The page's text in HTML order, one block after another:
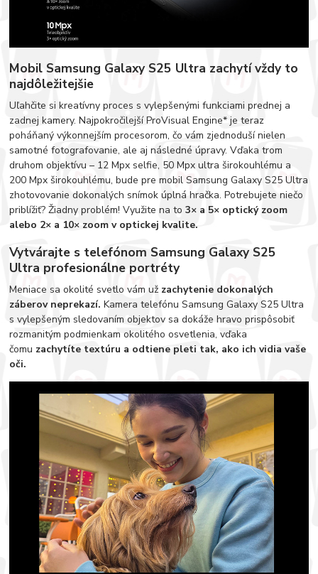
Mobil Samsung Galaxy S25 Ultra zachytí vždy to
najdôležitejšie
Uľahčite si kreatívny proces s vylepšenými funkciami prednej a
zadnej kamery. Najpokročilejší ProVisual Engine* je teraz
poháňaný výkonnejším procesorom, čo vám zjednoduší nielen
samotné fotografovanie, ale aj následné úpravy. Vďaka trom
druhom objektívu – 12 Mpx selfie, 50 Mpx ultra širokouhlému a
200 Mpx širokouhlému, bude pre mobil Samsung Galaxy S25 Ultra
zhotovovanie dokonalých snímok úplná hračka. Potrebujete niečo
priblížiť? Žiadny problém! Využite na to3× a 5× optický zoom
alebo 2× a 10× zoom v optickej kvalite.
Vytvárajte s telefónom Samsung Galaxy S25
Ultra profesionálne portréty
Meniace sa okolité svetlo vám už zachytenie dokonalých
záberov neprekazí.Kamera telefónu Samsung Galaxy S25 Ultra
s vylepšeným sledovaním objektov sa dokáže hravo prispôsobiť
rozmanitým podmienkam okolitého osvetlenia, vďaka
čomu zachytíte textúru a odtiene pleti tak, ako ich vidia vaše
oči.